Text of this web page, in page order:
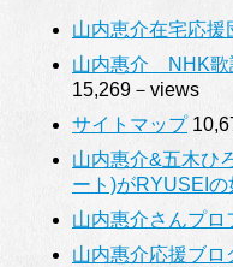
山内恵介在宅応援
山内惠介 NHK歌
15,269－views
サイトマップ
山内惠介&五木ひ
ート)がRYUSEIの
山内惠介さんプロ
山内惠介応援ブ